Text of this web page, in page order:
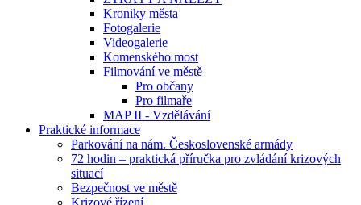
Kroniky města
Fotogalerie
Videogalerie
Komenského most
Filmování ve městě
Pro občany
Pro filmaře
MAP II - Vzdělávání
Praktické informace
Parkování na nám. Československé armády
72 hodin – praktická příručka pro zvládání krizových
situací
Bezpečnost ve městě
Krizové řízení